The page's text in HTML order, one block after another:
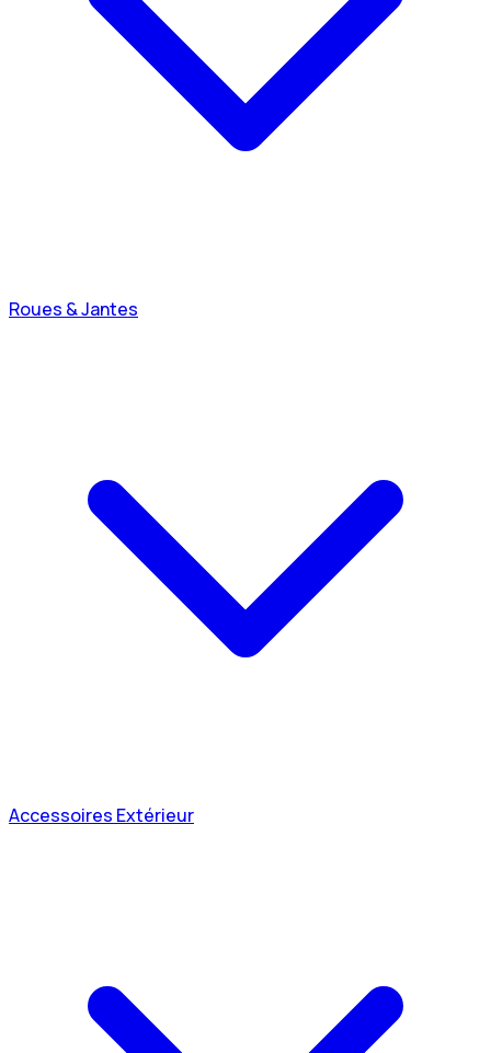
Roues & Jantes
Accessoires Extérieur